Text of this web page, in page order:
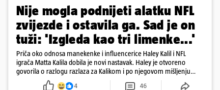
Nije mogla podnijeti alatku NFL
zvijezde i ostavila ga. Sad je on
tuži: 'Izgleda kao tri limenke...'
Priča oko odnosa manekenke i influencerice Haley Kalil i NFL
igrača Matta Kalila dobila je novi nastavak. Haley je otvoreno
govorila o razlogu razlaza za Kalikom i po njegovom mišljenju
prešla granicu dobrog ukusa
4 46